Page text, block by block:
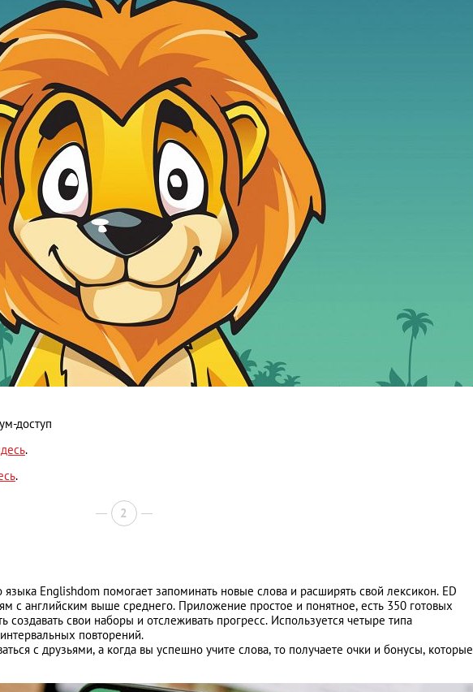
доступ
.
.
2
Englishdom помогает запоминать новые слова и расширять свой лексикон. ED
с английским выше среднего. Приложение простое и понятное, есть 350 готовых
создавать свои наборы и отслеживать прогресс. Используется четыре типа
повторений.
с друзьями, а когда вы успешно учите слова, то получаете очки и бонусы, которые